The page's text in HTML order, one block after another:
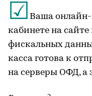
☑ Ваша
кабинете на
фискальных
касса готова к
на серверы ОФД, а